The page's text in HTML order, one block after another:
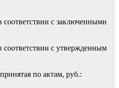
с заключенными
соответствии с утвержденным
по актам, руб.: